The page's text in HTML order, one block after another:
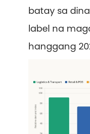
batay sa
label na
hanggang